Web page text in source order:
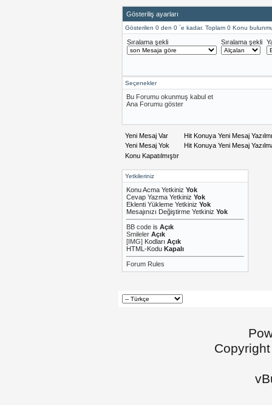
Gösteriliş ayarları
Gösterilen 0 den 0 ´e kadar. Toplam 0 Konu
Sıralama şekli Sıralama şekli
Seçenekler
Bu Forumu okunmuş kabul et
Ana Forumu göster
Yeni Mesaj Var
Hit Konuya Yeni Mesaj
Yeni Mesaj Yok
Hit Konuya Yeni Mesaj
Konu Kapatılmıştır
Yetkileriniz
Konu Acma Yetkiniz Yok
Cevap Yazma Yetkiniz Yok
Eklenti Yükleme Yetkiniz Yok
Mesajınızı Değiştirme Yetkiniz Yok
BB code is Açık
Smileler Açık
[IMG] Kodları Açık
HTML-Kodu Kapalı
Forum Rules